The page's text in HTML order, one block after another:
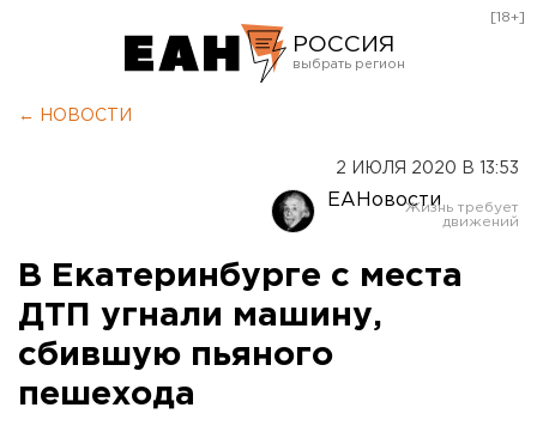
РОССИЯ
Оренбург
[18+]
← НОВОСТИ
2 ИЮЛЯ 2020 В 13:53
ЕАНовости
В Екатеринбурге с места
ДТП угнали машину,
сбившую пьяного
пешехода